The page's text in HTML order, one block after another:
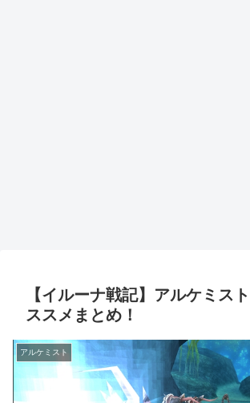
【イルーナ戦記】アルケミス
ススメまとめ！
アルケミスト